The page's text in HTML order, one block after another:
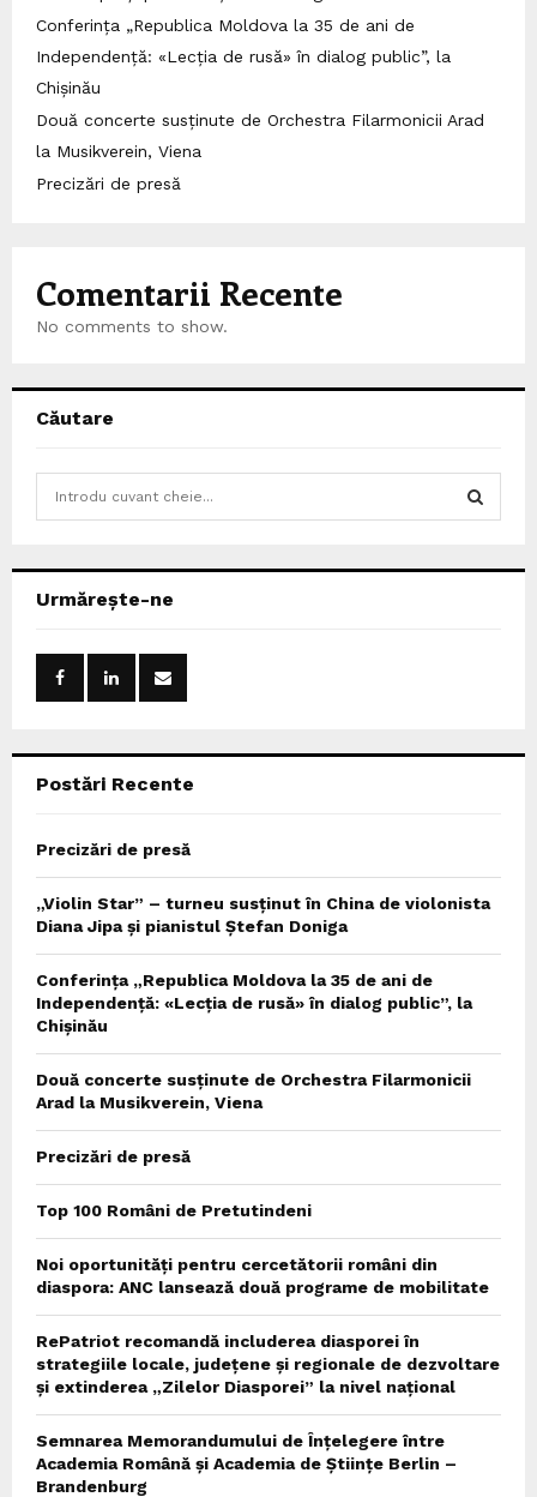
Conferința „Republica Moldova la 35 de ani de
Independență: «Lecția de rusă» în dialog public”, la
Chișinău
Două concerte susținute de Orchestra Filarmonicii Arad
la Musikverein, Viena
Precizări de presă
Comentarii Recente
No comments to show.
Căutare
h
Urmărește-ne
Postări Recente
Precizări de presă
„Violin Star” – turneu susținut în China de violonista
Diana Jipa și pianistul Ștefan Doniga
Conferința „Republica Moldova la 35 de ani de
Independență: «Lecția de rusă» în dialog public”, la
Chișinău
Două concerte susținute de Orchestra Filarmonicii
Arad la Musikverein, Viena
Precizări de presă
Top 100 Români de Pretutindeni
Noi oportunități pentru cercetătorii români din
diaspora: ANC lansează două programe de mobilitate
RePatriot recomandă includerea diasporei în
strategiile locale, județene și regionale de dezvoltare
și extinderea „Zilelor Diasporei” la nivel național
Semnarea Memorandumului de Înțelegere între
Academia Română și Academia de Științe Berlin –
Brandenburg